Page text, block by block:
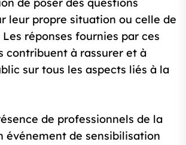
leur propre situation ou celle de
réponses fournies par ces
contribuent à rassurer et à
sur tous les aspects liés à la
de professionnels de la
événement de sensibilisation